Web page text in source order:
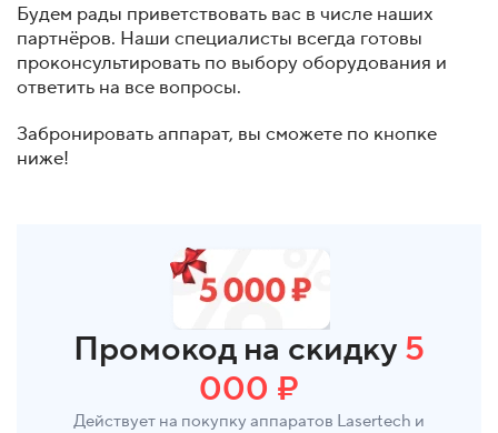
Будем рады приветствовать вас в числе наших
партнёров. Наши специалисты всегда готовы
проконсультировать по выбору оборудования и
ответить на все вопросы.
Забронировать аппарат, вы сможете по кнопке
ниже!
Промокод на скидку 5
000 ₽
Действует на покупку аппаратов Lasertech и